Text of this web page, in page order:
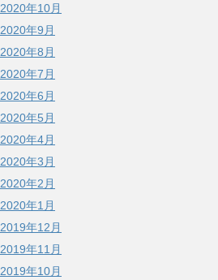
2020年10月
2020年9月
2020年8月
2020年7月
2020年6月
2020年5月
2020年4月
2020年3月
2020年2月
2020年1月
2019年12月
2019年11月
2019年10月